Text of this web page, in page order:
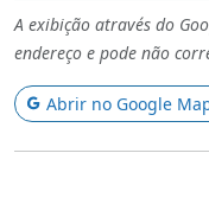
A exibição através do
endereço e pode não
Abrir no Google